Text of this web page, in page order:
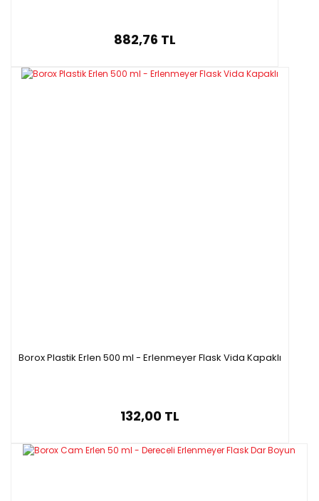
882,76 TL
Borox Plastik Erlen 500 ml - Erlenmeyer Flask Vida Kapaklı
132,00 TL